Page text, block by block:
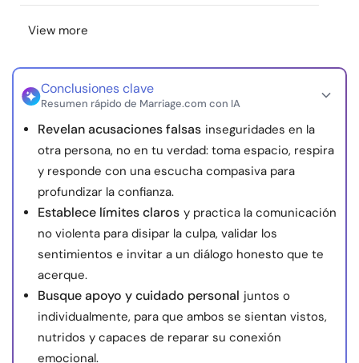
Sobre nosotros
© Copyright 2026. Todos los derechos reservados.
View more
Conclusiones clave
Resumen rápido de Marriage.com con IA
Revelan acusaciones falsas inseguridades en la
otra persona, no en tu verdad: toma espacio, respira
y responde con una escucha compasiva para
profundizar la confianza.
Establece límites claros y practica la comunicación
no violenta para disipar la culpa, validar los
sentimientos e invitar a un diálogo honesto que te
acerque.
Busque apoyo y cuidado personal juntos o
individualmente, para que ambos se sientan vistos,
nutridos y capaces de reparar su conexión
emocional.